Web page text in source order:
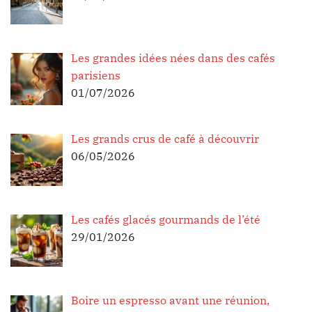
Les grandes idées nées dans des cafés
parisiens
01/07/2026
Les grands crus de café à découvrir
06/05/2026
Les cafés glacés gourmands de l’été
29/01/2026
Boire un espresso avant une réunion,